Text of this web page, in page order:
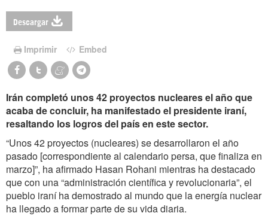
Descargar
Imprimir Embed
Irán completó unos 42 proyectos nucleares el año que
acaba de concluir, ha manifestado el presidente iraní,
resaltando los logros del país en este sector.
“Unos 42 proyectos (nucleares) se desarrollaron el año
pasado [correspondiente al calendario persa, que finaliza en
marzo]”, ha afirmado Hasan Rohani mientras ha destacado
que con una “administración científica y revolucionaria”, el
pueblo iraní ha demostrado al mundo que la energía nuclear
ha llegado a formar parte de su vida diaria.